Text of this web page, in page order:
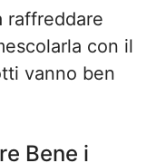
raffreddare
con il
vanno ben
Bene i